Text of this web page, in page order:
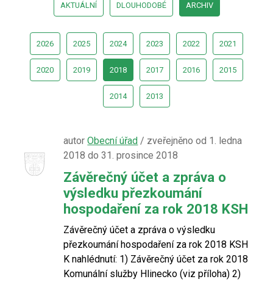
AKTUÁLNÍ DLOUHODOBÉ ARCHIV
2026 2025 2024 2023 2022 2021
2020 2019 2018 2017 2016 2015
2014 2013
autorObecní úřad / zveřejněno od 1. ledna
2018 do 31. prosince 2018
Závěrečný účet a zpráva o
výsledku přezkoumání
hospodaření za rok 2018 KSH
Závěrečný účet a zpráva o výsledku
přezkoumání hospodaření za rok 2018 KSH
K nahlédnutí: 1) Závěrečný účet za rok 2018
Komunální služby Hlinecko (viz příloha) 2)